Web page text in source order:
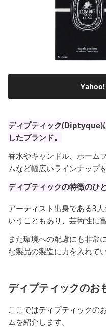
Yahoo!
ディプティック(Diptyque)
したブランド。
香水やキャンドル、ホーム
ムなど幅広いラインナップ
ディプティックの特徴のひ
アーティスト出身である3
いうこともあり、芸術性に
また環境への配慮にも非常
な製品の製造に力を入れてい
ディプティックのお
ここではディプティックの
ムを紹介します。